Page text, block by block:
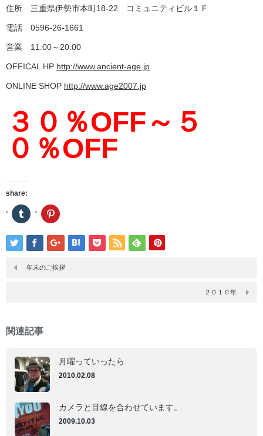
住所 三重県伊勢市本町18-22 コミュニティビル１Ｆ
電話 0596-26-1661
営業 11:00～20:00
OFFICAL HP http://www.ancient-age.jp
ONLINE SHOP http://www.age2007.jp
３０％OFF～５
０％OFF
share:
ク
リ
ク
し
て
で
共
ン
ド
開
き
ま
す)
ク
リ
ク
し
て
で
共
開
き
ま
す)
年末のご挨拶
２０１０年
関連記事
月曜っていったら
2010.02.08
カメラと目線を合わせています。
2009.10.03